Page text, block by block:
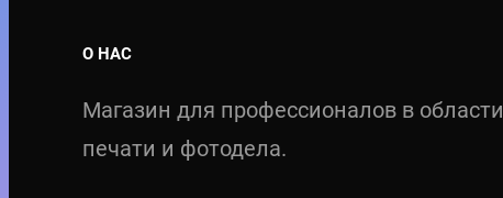
О НАС
Магазин для профессионалов в области
печати и фотодела.